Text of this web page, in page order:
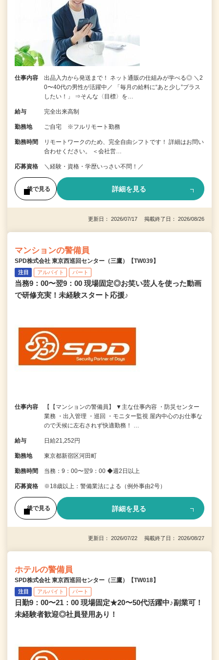
仕事内容
出品入力から発送まで！ ネット通販の仕組みが学べる◎ ＼2
0〜40代の男性が活躍中／ 「毎月の給料に“あと少し”プラス
したい！」 ⇒そんな〈目標〉を…
給与 完全出来高制
勤務地 ご自宅 ※フルリモート勤務
勤務時間
リモートワークのため、完全自由シフトです！ 詳細はお問い
合わせください。 ＜会社営…
応募資格 ＼経験・資格・学歴いっさい不問！／
後で見る 詳細を見る
更新日： 2026/07/17 掲載終了日： 2026/08/26
マンションの警備員
SPD株式会社 東京西巡回センター（三鷹）【TW039】
注目 アルバイト パート
当務9：00〜翌9：00 現場固定◎お笑い芸人を使った動画
で研修充実！未経験スタート応援♪
仕事内容
【【マンションの警備員】 ▼主な仕事内容 ・防災センター
業務 ・出入管理 ・巡回 ・モニター監視 屋内中心のお仕事な
ので天候に左右されず快適勤務！ …
給与 日給21,252円
勤務地 東京都新宿区河田町
勤務時間 当務：9：00〜翌9：00 ◆週2日以上
応募資格 ※18歳以上：警備業法による（例外事由2号）
後で見る 詳細を見る
更新日： 2026/07/22 掲載終了日： 2026/08/27
ホテルの警備員
SPD株式会社 東京西巡回センター（三鷹）【TW018】
注目 アルバイト パート
日勤9：00〜21：00 現場固定★20〜50代活躍中♪副業可！
未経験者歓迎◎社員登用あり！